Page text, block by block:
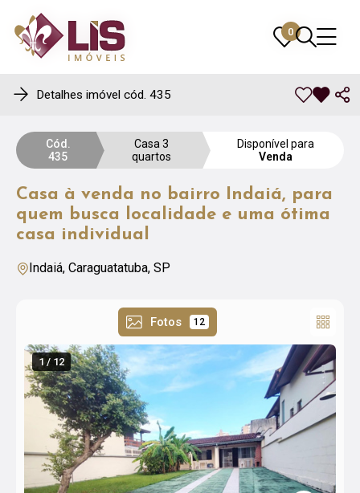
0
0
Detalhes imóvel cód. 435
Cód.
435
Casa 3
quartos
Disponível para
Venda
Casa à venda no bairro Indaiá, para
quem busca localidade e uma ótima
casa individual
Indaiá, Caraguatatuba, SP
Fotos 12
1 / 12